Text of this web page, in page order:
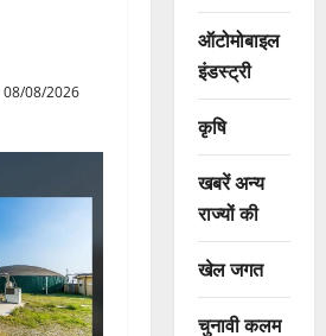
08/08/2026
ऑटोमोबाइल
इंडस्ट्री
कृषि
खबरें अन्य
राज्यों की
खेल जगत
चुनावी कलम